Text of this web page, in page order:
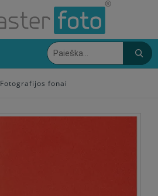
Fotografijos fonai